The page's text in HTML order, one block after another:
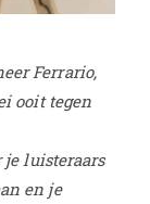
Ferrario,
ooit tegen
je luisteraars
en je